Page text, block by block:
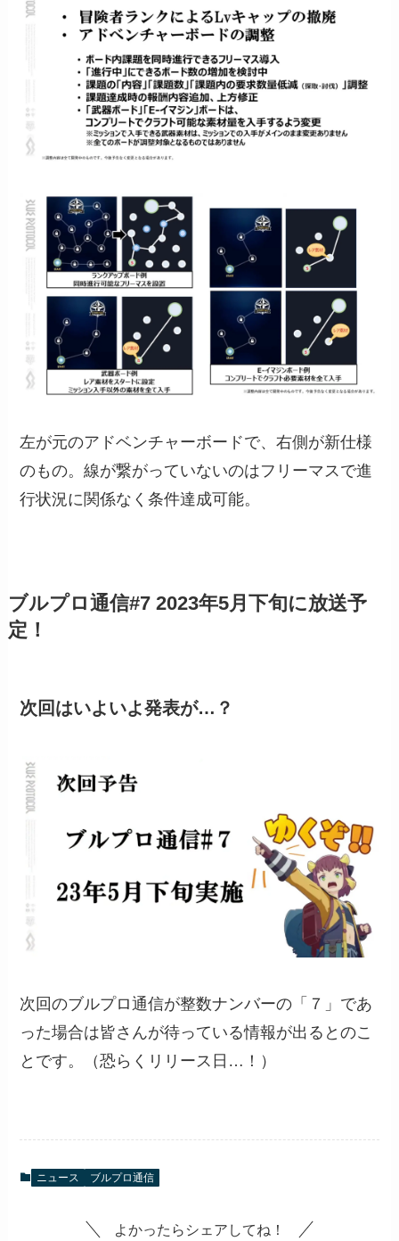
左が元のアドベンチャーボードで、右側が新仕様
のもの。線が繋がっていないのはフリーマスで進
行状況に関係なく条件達成可能。
ブルプロ通信#7 2023年5月下旬に放送予
定！
次回はいよいよ発表が…？
次回のブルプロ通信が整数ナンバーの「７」であ
った場合は皆さんが待っている情報が出るとのこ
とです。（恐らくリリース日…！）
ニュース ブルプロ通信
よかったらシェアしてね！